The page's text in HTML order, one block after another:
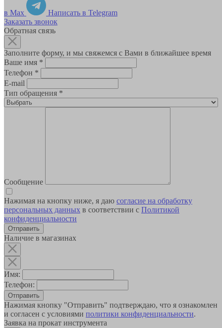
в Max
Написать в Telegram
Заказать звонок
Обратная связь
Заполните форму, и мы свяжемся с Вами в ближайшее время
Ваше имя *
Телефон *
E-mail
Тип обращения *
Сообщение
Нажимая на кнопку ниже, я даю согласие на обработку
персональных данных в соответствии с Политикой
конфиденциальности
Наличие в магазинах
Имя:
Телефон:
Отправить
Нажимая кнопку "Отправить" подтверждаю, что я ознакомлен
и согласен с условиями политики конфиденциальности.
Заявка на прокат инструмента